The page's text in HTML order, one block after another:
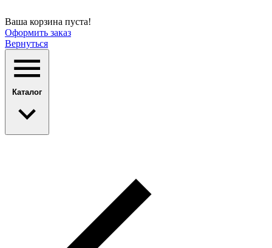
Ваша корзина пуста!
Оформить заказ
Вернуться
Каталог